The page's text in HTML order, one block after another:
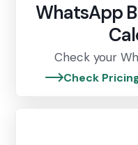
WhatsApp
Check your
Check